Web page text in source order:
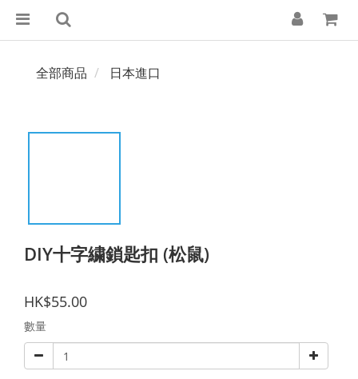
全部商品 日本進口
DIY十字繍鎖匙扣 (松鼠)
HK$55.00
數量